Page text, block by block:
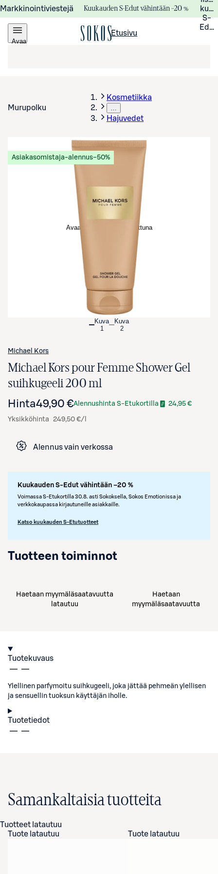
Markkinointiviestejä Kuukauden S-Edut vähintään –20 %
S-
Avaa
Etusivu
Murupolku
Kosmetiikka
…
Hajuvedet
Avaa tuotekuva suurennettuna
Asiakasomistaja-alennus−50%
Kuva
1
Kuva
2
Michael Kors
Michael Kors pour Femme Shower Gel
suihkugeeli 200 ml
Hinta49,90 €Alennushinta S-Etukortilla 24,95 €
Yksikköhinta 249,50 €/l
Alennus vain verkossa
Kuukauden S-Edut vähintään –20 %
Voimassa S-Etukortilla 30.8. asti Sokoksella, Sokos Emotionissa ja
verkkokaupassa kirjautuneille asiakkaille.
Katso kuukauden S-Etutuotteet
Tuotteen toiminnot
Haetaan myymäläsaatavuutta
latautuu
Haetaan
myymäläsaatavuutta
Tuotekuvaus
Ylellinen parfymoitu suihkugeeli, joka jättää pehmeän ylellisen
ja sensuellin tuoksun käyttäjän iholle.
Tuotetiedot
Samankaltaisia tuotteita
Tuotteet latautuu
Tuote latautuu
Tuote latautuu